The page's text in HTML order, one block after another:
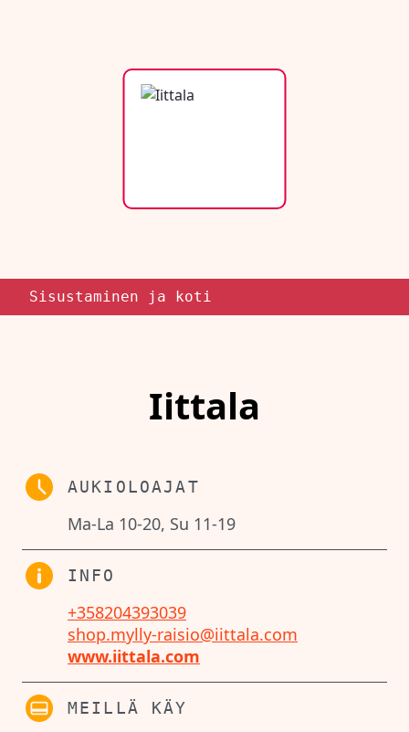
Sisustaminen ja koti
Iittala
AUKIOLOAJAT
Ma-La 10-20, Su 11-19
INFO
+358204393039
shop.mylly-raisio@iittala.com
www.iittala.com
MEILLÄ KÄY